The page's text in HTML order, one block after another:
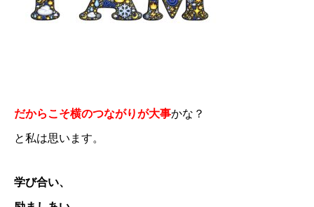
だからこそ横のつながりが大事かな？
と私は思います。
学び合い、